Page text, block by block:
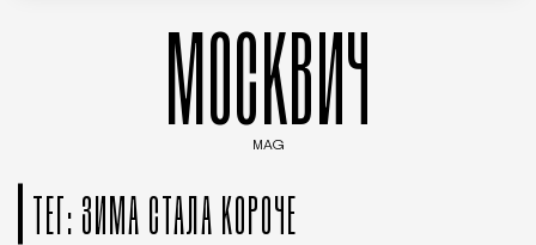
МОСКВИЧ
MAG
ТЕГ: ЗИМА СТАЛА КОРОЧЕ